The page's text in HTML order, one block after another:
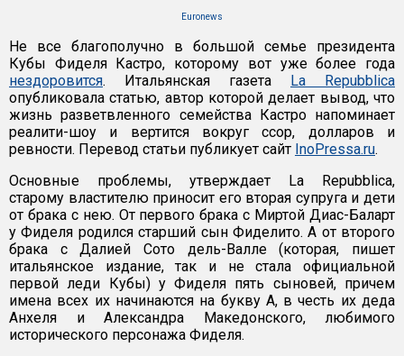
Euronews
Не все благополучно в большой семье президента
Кубы Фиделя Кастро, которому вот уже более года
нездоровится. Итальянская газета La Repubblica
опубликовала статью, автор которой делает вывод, что
жизнь разветвленного семейства Кастро напоминает
реалити-шоу и вертится вокруг ссор, долларов и
ревности. Перевод статьи публикует сайт InoPressa.ru.
Основные проблемы, утверждает La Repubblica,
старому властителю приносит его вторая супруга и дети
от брака с нею. От первого брака с Миртой Диас-Баларт
у Фиделя родился старший сын Фиделито. А от второго
брака с Далией Сото дель-Валле (которая, пишет
итальянское издание, так и не стала официальной
первой леди Кубы) у Фиделя пять сыновей, причем
имена всех их начинаются на букву А, в честь их деда
Анхеля и Александра Македонского, любимого
исторического персонажа Фиделя.